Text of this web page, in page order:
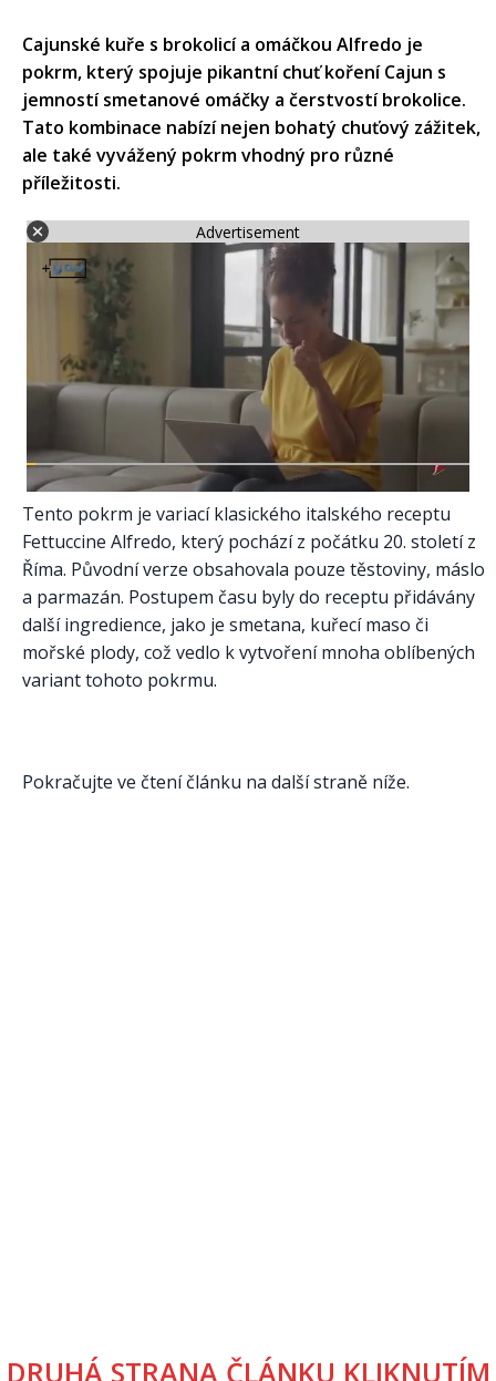
​Cajunské kuře s brokolicí a omáčkou Alfredo je
pokrm, který spojuje pikantní chuť koření Cajun s
jemností smetanové omáčky a čerstvostí brokolice.
Tato kombinace nabízí nejen bohatý chuťový zážitek,
ale také vyvážený pokrm vhodný pro různé
příležitosti.​
Advertisement
Tento pokrm je variací klasického italského receptu
Fettuccine Alfredo, který pochází z počátku 20. století z
Říma. Původní verze obsahovala pouze těstoviny, máslo
a parmazán. Postupem času byly do receptu přidávány
další ingredience, jako je smetana, kuřecí maso či
mořské plody, což vedlo k vytvoření mnoha oblíbených
variant tohoto pokrmu.​
Pokračujte ve čtení článku na další straně níže.
DRUHÁ STRANA ČLÁNKU KLIKNUTÍM